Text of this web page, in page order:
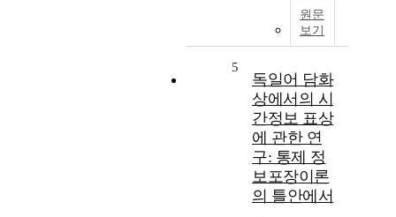
원문
보기
5
독일어 담화
상에서의 시
간정보 표상
에 관한 연
구: 통제 정
보포장이론
의 틀안에서